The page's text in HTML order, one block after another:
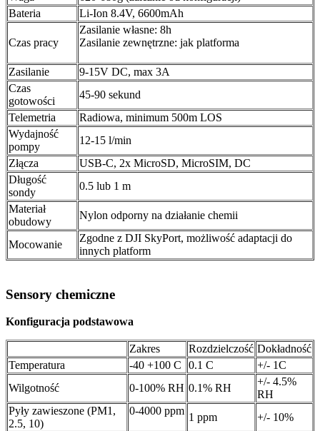
Bateria
Li-Ion 8.4V, 6600mAh
Czas pracy
Zasilanie własne: 8h
Zasilanie zewnętrzne: jak platforma
Zasilanie
9-15V DC, max 3A
Czas
gotowości
45-90 sekund
Telemetria
Radiowa, minimum 500m LOS
Wydajność
pompy
12-15 l/min
Złącza
USB-C, 2x MicroSD, MicroSIM, DC
Długość
sondy
0.5 lub 1 m
Materiał
obudowy
Nylon odporny na działanie chemii
Mocowanie
Zgodne z DJI SkyPort, możliwość adaptacji do
innych platform
Sensory chemiczne
Konfiguracja podstawowa
Zakres Rozdzielczość Dokładność
Temperatura
-40 +100 C 0.1 C
+/- 1C
Wilgotność
0-100% RH 0.1% RH
+/- 4.5%
RH
Pyły zawieszone (PM1,
2.5, 10)
0-4000 ppm
1 ppm
+/- 10%